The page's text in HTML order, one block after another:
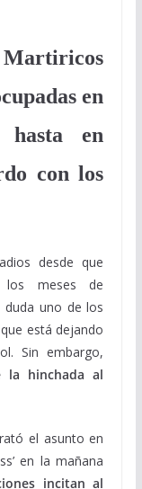
en
hasta en
con los
desde que
meses de
uno de los
está dejando
Sin embargo,
la hinchada al
el asunto en
en la mañana
incitan al